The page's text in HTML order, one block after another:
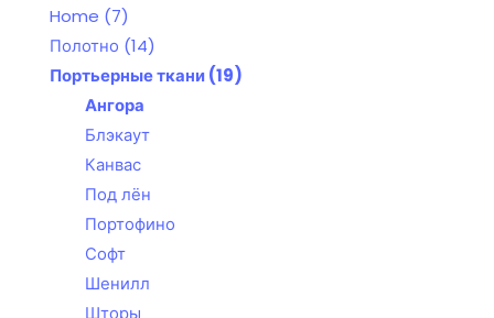
Home (7)
Полотно (14)
Портьерные ткани(19)
Ангора
Блэкаут
Канвас
Под лён
Портофино
Софт
Шенилл